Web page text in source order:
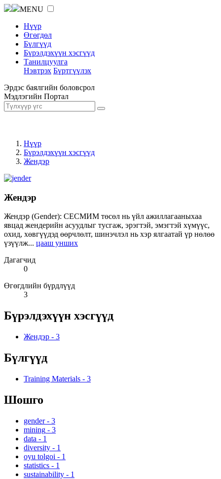
MENU
Нүүр
Өгөгдөл
Бүлгүүд
Бүрэлдэхүүн хэсгүүд
Танилцуулга
Нэвтрэх Бүртгүүлэх
Эрдэс баялгийн боловсрол
Мэдлэгийн Портал
Нүүр
Бүрэлдэхүүн хэсгүүд
Жендэр
Жендэр
Жендэр (Gender): СЕСМИМ төсөл нь үйл ажиллагааныхаа
явцад жендерийн асуудлыг тусгаж, эрэгтэй, эмэгтэй хүмүүс,
охид, хөвгүүдэд өөрчлөлт, шинэчлэл нь хэр ялгаатай үр нөлөө
үзүүлж... цааш унших
Дагагчид
0
Өгөгдлийн бүрдлүүд
3
Бүрэлдэхүүн хэсгүүд
Жендэр - 3
Бүлгүүд
Training Materials - 3
Шошго
gender - 3
mining - 3
data - 1
diversity - 1
oyu tolgoi - 1
statistics - 1
sustainability - 1